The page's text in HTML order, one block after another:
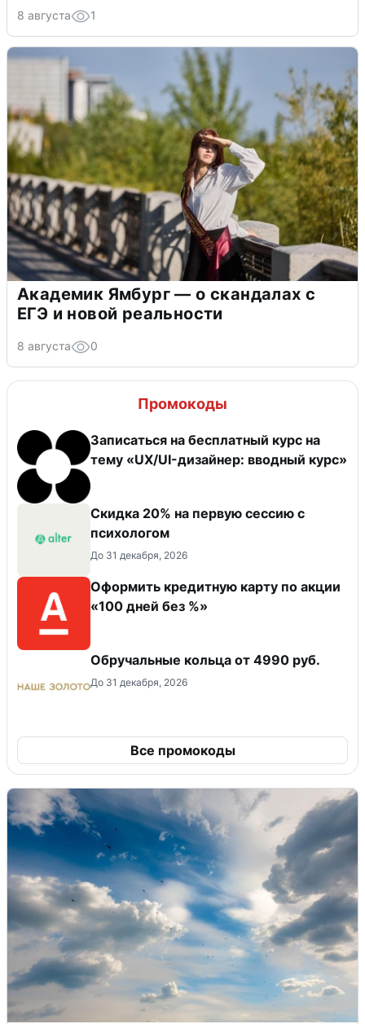
8 августа 1
Академик Ямбург — о скандалах с
ЕГЭ и новой реальности
8 августа 0
Промокоды
Записаться на бесплатный курс на
тему «UX/UI-дизайнер: вводный курс»
Скидка 20% на первую сессию с
психологом
До 31 декабря, 2026
Оформить кредитную карту по акции
«100 дней без %»
Обручальные кольца от 4990 руб.
До 31 декабря, 2026
Все промокоды